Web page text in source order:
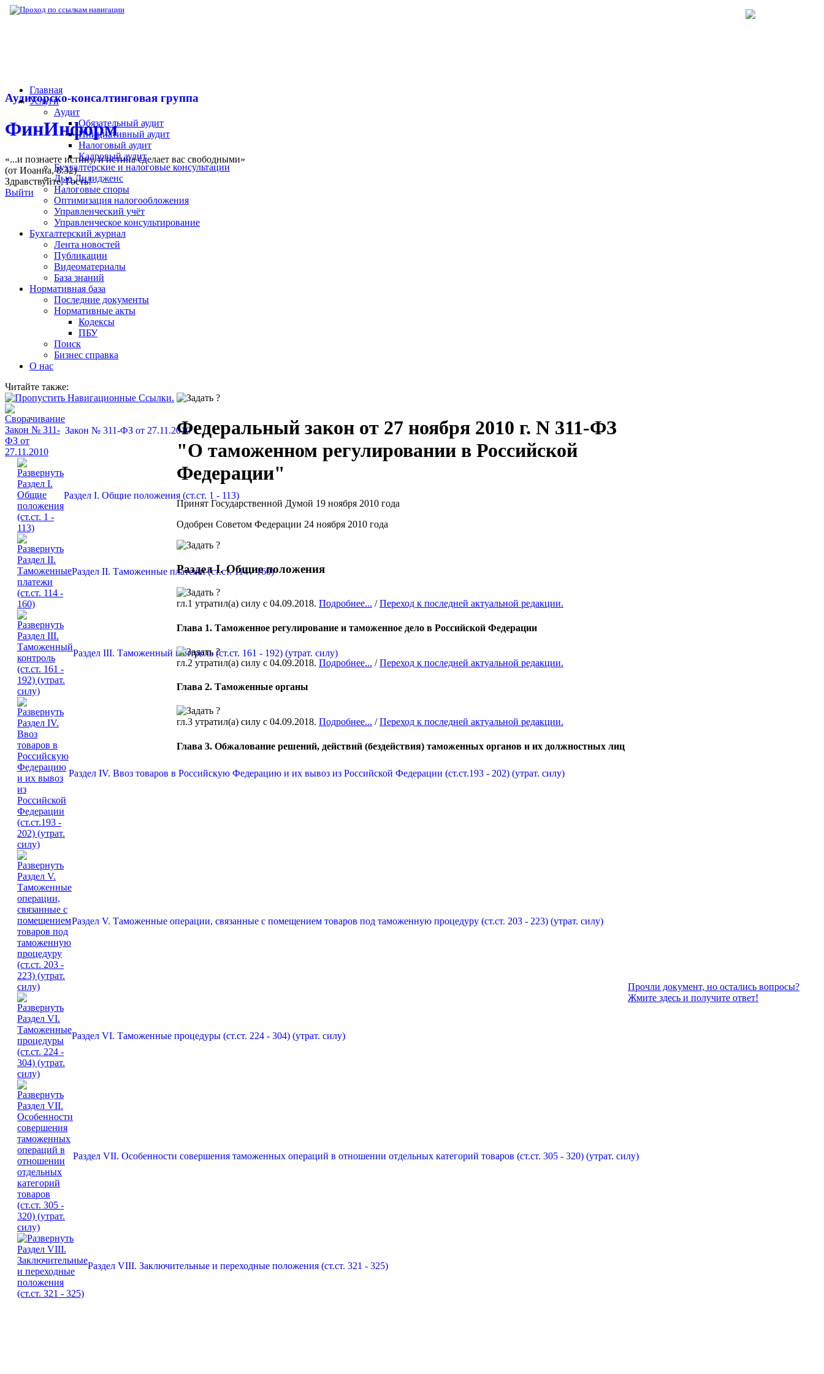
Аудиторско-консалтинговая группа
ФинИнформ
«...и познаете истину, и истина сделает вас свободными»
(от Иоанна, 8:32)
Здравствуйте,Гость!
Выйти
Главная
Услуги
Аудит
Обязательный аудит
Инициативный аудит
Налоговый аудит
Кадровый аудит
Бухгалтерские и налоговые консультации
Дью Дилидженс
Налоговые споры
Оптимизация налогообложения
Управленческий учёт
Управленческое консультирование
Бухгалтерский журнал
Лента новостей
Публикации
Видеоматериалы
База знаний
Нормативная база
Последние документы
Нормативные акты
Кодексы
ПБУ
Поиск
Бизнес справка
О нас
Читайте также:
Закон № 311-ФЗ от 27.11.2010
Раздел I. Общие положения (ст.ст. 1 - 113)
Раздел II. Таможенные платежи (ст.ст. 114 - 160)
Раздел III. Таможенный контроль (ст.ст. 161 - 192) (утрат. силу)
Раздел IV. Ввоз товаров в Российскую Федерацию и их вывоз из Российской Федерации (ст.ст.193 - 202) (утрат. силу)
Раздел V. Таможенные операции, связанные с помещением товаров под таможенную процедуру (ст.ст. 203 - 223) (утрат. силу)
Раздел VI. Таможенные процедуры (ст.ст. 224 - 304) (утрат. силу)
Раздел VII. Особенности совершения таможенных операций в отношении отдельных категорий товаров (ст.ст. 305 - 320) (утрат. силу)
Раздел VIII. Заключительные и переходные положения (ст.ст. 321 - 325)
Федеральный закон от 27 ноября 2010 г. N 311-ФЗ
"О таможенном регулировании в Российской
Федерации"
Принят Государственной Думой 19 ноября 2010 года
Одобрен Советом Федерации 24 ноября 2010 года
Раздел I. Общие положения
гл.1 утратил(а) силу с 04.09.2018. Подробнее... /Переход к последней актуальной редакции.
Глава 1. Таможенное регулирование и таможенное дело в Российской Федерации
гл.2 утратил(а) силу с 04.09.2018. Подробнее... /Переход к последней актуальной редакции.
Глава 2. Таможенные органы
гл.3 утратил(а) силу с 04.09.2018. Подробнее... /Переход к последней актуальной редакции.
Глава 3. Обжалование решений, действий (бездействия) таможенных органов и их должностных лиц
Прочли документ, но остались вопросы?
Жмите здесь и получите ответ!